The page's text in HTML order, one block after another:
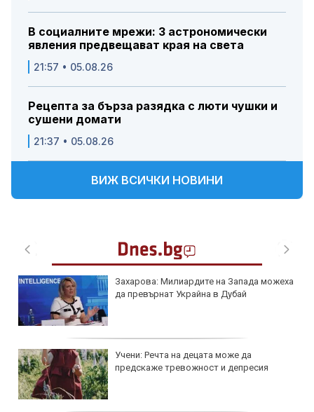
В социалните мрежи: 3 астрономически
явления предвещават края на света
21:57 • 05.08.26
Рецепта за бърза разядка с люти чушки и
сушени домати
21:37 • 05.08.26
ВИЖ ВСИЧКИ НОВИНИ
Лазерна литотрипсия на конкремент в
уретера – подходи, показания и
Мултивитамините може да подпомогне
активността в напреднала възраст